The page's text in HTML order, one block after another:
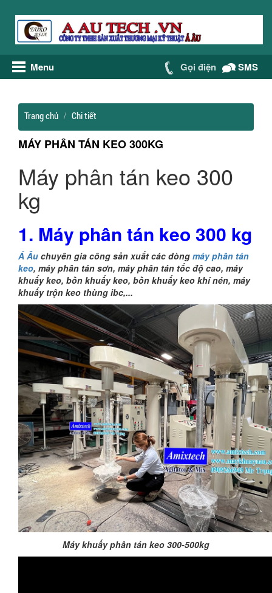
Menu Gọi điện SMS
Trang chủ Chi tiết
MÁY PHÂN TÁN KEO 300KG
Máy phân tán keo 300
kg
1. Máy phân tán keo 300 kg
Á Âu chuyên gia công sản xuất các dòng máy phân tán
keo, máy phân tán sơn, máy phân tán tốc độ cao, máy
khuấy keo, bồn khuấy keo, bồn khuấy keo khí nén, máy
khuấy trộn keo thùng ibc,...
Máy khuấy phân tán keo 300-500kg